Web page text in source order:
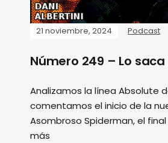
21 noviembre, 2024 Podcast
Número 249 – Lo
Analizamos la línea Absolute
comentamos el inicio de la
Asombroso Spiderman, el final
más